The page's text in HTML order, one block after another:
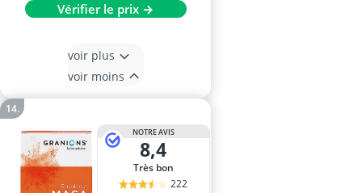
Vérifier le prix →
voir plus
voir moins
NOTRE AVIS
8,4
Très bon
222